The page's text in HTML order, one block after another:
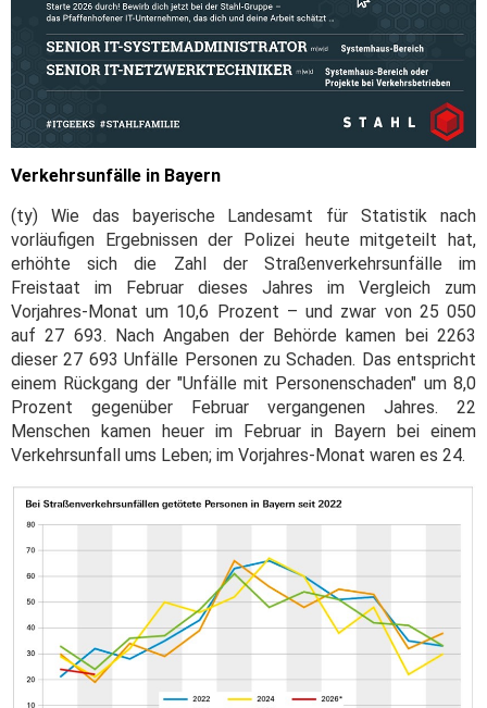
Verkehrsunfälle in Bayern
(ty) Wie das bayerische Landesamt für Statistik nach
vorläufigen Ergebnissen der Polizei heute mitgeteilt hat,
erhöhte sich die Zahl der Straßenverkehrsunfälle im
Freistaat im Februar dieses Jahres im Vergleich zum
Vorjahres-Monat um 10,6 Prozent – und zwar von 25 050
auf 27 693. Nach Angaben der Behörde kamen bei 2263
dieser 27 693 Unfälle Personen zu Schaden. Das entspricht
einem Rückgang der "Unfälle mit Personenschaden" um 8,0
Prozent gegenüber Februar vergangenen Jahres. 22
Menschen kamen heuer im Februar in Bayern bei einem
Verkehrsunfall ums Leben; im Vorjahres-Monat waren es 24.